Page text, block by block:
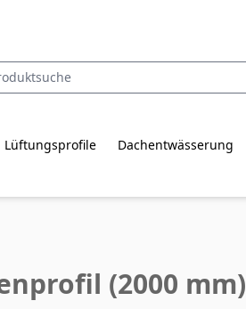
Lüftungsprofile Dachentwässerung
(2000 mm)